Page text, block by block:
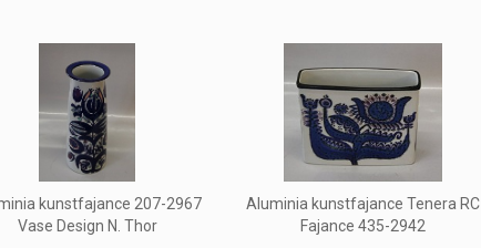
kunstfajance 207-2967
Vase Design N. Thor
Aluminia kunstfajance Tenera RC
Fajance 435-2942